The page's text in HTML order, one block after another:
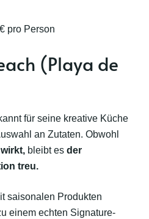
pro Person
(Playa de
für seine kreative Küche
an Zutaten. Obwohl
bleibt es der
treu.
saisonalen Produkten
einem echten Signature-